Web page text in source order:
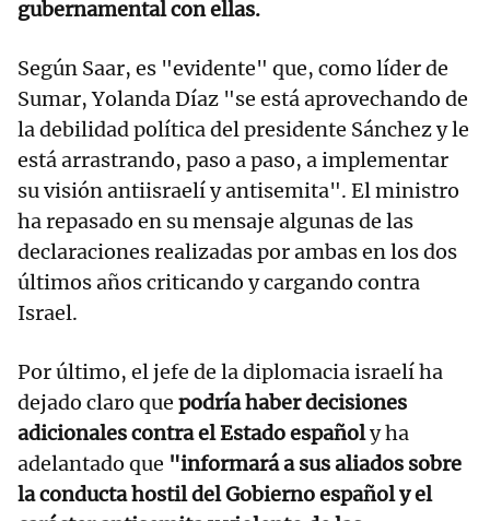
gubernamental con ellas.
Según Saar, es "evidente" que, como líder de
Sumar, Yolanda Díaz "se está aprovechando de
la debilidad política del presidente Sánchez y le
está arrastrando, paso a paso, a implementar
su visión antiisraelí y antisemita". El ministro
ha repasado en su mensaje algunas de las
declaraciones realizadas por ambas en los dos
últimos años criticando y cargando contra
Israel.
Por último, el jefe de la diplomacia israelí ha
dejado claro que podría haber decisiones
adicionales contra el Estado españoly ha
adelantado que "informará a sus aliados sobre
la conducta hostil del Gobierno español y el